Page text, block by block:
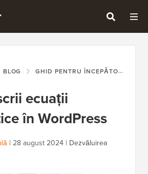
BLOG GHID PENTRU ÎNCEPĂTORI
ecuații
în WordPress
| 28 august 2024 | Dezvăluirea